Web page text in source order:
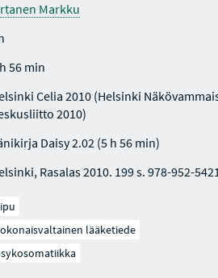
Markku
56 min
Celia 2010 (Helsinki
2010)
Daisy 2.02 (5 h 56 min)
Rasalas 2010. 199 s. 978-952-
lääketiede